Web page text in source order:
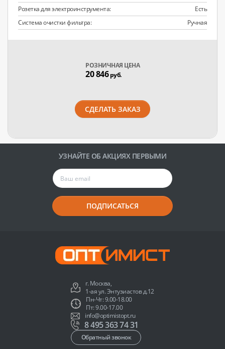
Розетка для электроинструмента:
Есть
Система очистки фильтра:
Ручная
РОЗНИЧНАЯ ЦЕНА
20 846руб.
СДЕЛАТЬ ЗАКАЗ
УЗНАЙТЕ ОБ АКЦИЯХ ПЕРВЫМИ
ПОДПИСАТЬСЯ
г. Москва,
1-ая ул. Энтузиастов д.12
Пн-Чт: 9.00-18.00
Пт: 9.00-17.00
info@optimistopt.ru
8 495 363 74 31
Обратный звонок